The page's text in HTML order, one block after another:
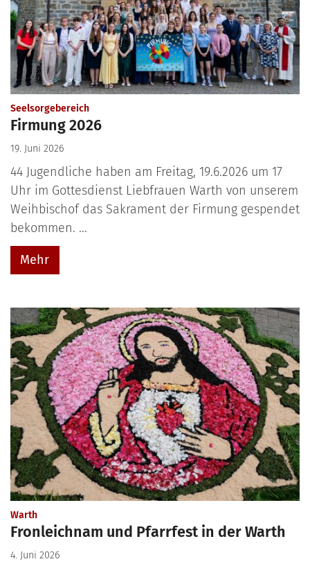
Seelsorgebereich:
Firmung 2026
19. Juni 2026
44 Jugendliche haben am Freitag, 19.6.2026 um 17
Uhr im Gottesdienst Liebfrauen Warth von unserem
Weihbischof das Sakrament der Firmung gespendet
bekommen. ...
Mehr
Warth:
Fronleichnam und Pfarrfest in der Warth
4. Juni 2026